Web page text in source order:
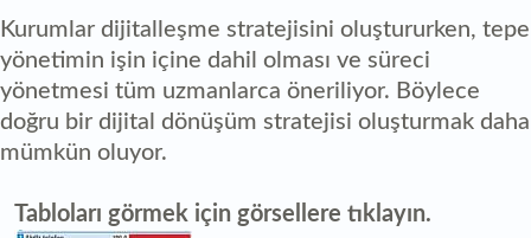
Kurumlar dijitalleşme stratejisini oluştururken, tepe
yönetimin işin içine dahil olması ve süreci
yönetmesi tüm uzmanlarca öneriliyor. Böylece
doğru bir dijital dönüşüm stratejisi oluşturmak daha
mümkün oluyor.
Tabloları görmek için görsellere tıklayın.